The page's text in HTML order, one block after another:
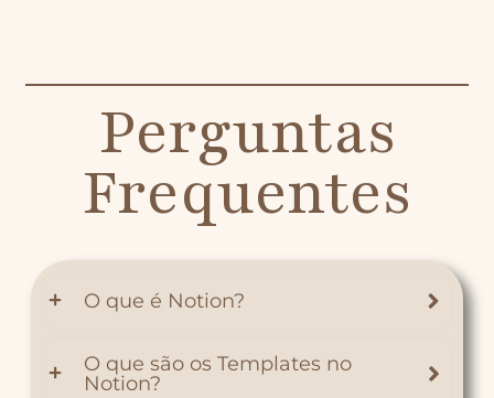
Perguntas
Frequentes
O que é Notion?
O que são os Templates no
Notion?